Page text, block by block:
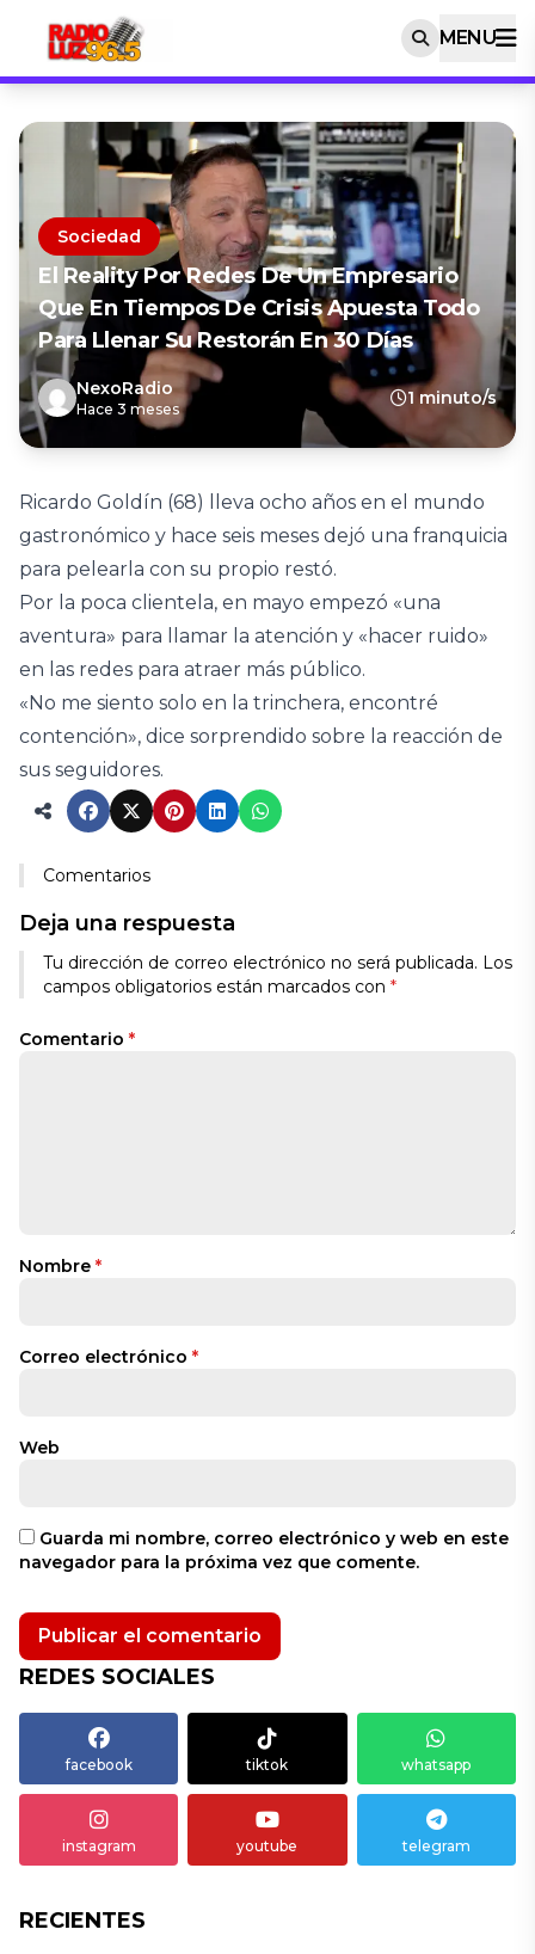
MENU
Sociedad
El Reality Por Redes De Un Empresario
Que En Tiempos De Crisis Apuesta Todo
Para Llenar Su Restorán En 30 Días
NexoRadio
Hace 3 meses
1 minuto/s
Ricardo Goldín (68) lleva ocho años en el mundo
gastronómico y hace seis meses dejó una franquicia
para pelearla con su propio restó.
Por la poca clientela, en mayo empezó «una
aventura» para llamar la atención y «hacer ruido»
en las redes para atraer más público.
«No me siento solo en la trinchera, encontré
contención», dice sorprendido sobre la reacción de
sus seguidores.
Comentarios
Deja una respuesta
Tu dirección de correo electrónico no será publicada. Los
campos obligatorios están marcados con *
Comentario *
Nombre *
Correo electrónico *
Web
Guarda mi nombre, correo electrónico y web en este
navegador para la próxima vez que comente.
REDES SOCIALES
facebook tiktok whatsapp
instagram youtube telegram
RECIENTES